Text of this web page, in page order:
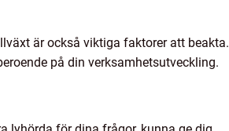
är också viktiga faktorer att beakta.
på din verksamhetsutveckling.